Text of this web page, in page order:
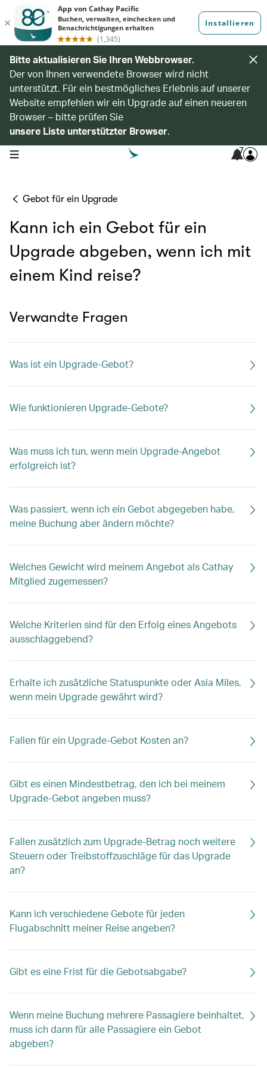
Bitte aktualisieren Sie Ihren Webbrowser.
Der von Ihnen verwendete Browser wird nicht
unterstützt. Für ein bestmögliches Erlebnis auf unserer
Website empfehlen wir ein Upgrade auf einen neueren
Browser – bitte prüfen Sie
unsere Liste unterstützter Browser.
open navigation menu 7
Gebot für ein Upgrade
Kann ich ein Gebot für ein
Upgrade abgeben, wenn ich mit
einem Kind reise?
Verwandte Fragen
Was ist ein Upgrade-Gebot?
Wie funktionieren Upgrade-Gebote?
Was muss ich tun, wenn mein Upgrade-Angebot
erfolgreich ist?
Was passiert, wenn ich ein Gebot abgegeben habe,
meine Buchung aber ändern möchte?
Welches Gewicht wird meinem Angebot als Cathay
Mitglied zugemessen?
Welche Kriterien sind für den Erfolg eines Angebots
ausschlaggebend?
Erhalte ich zusätzliche Statuspunkte oder Asia Miles,
wenn mein Upgrade gewährt wird?
Fallen für ein Upgrade-Gebot Kosten an?
Gibt es einen Mindestbetrag, den ich bei meinem
Upgrade-Gebot angeben muss?
Fallen zusätzlich zum Upgrade-Betrag noch weitere
Steuern oder Treibstoffzuschläge für das Upgrade
an?
Kann ich verschiedene Gebote für jeden
Flugabschnitt meiner Reise angeben?
Gibt es eine Frist für die Gebotsabgabe?
Wenn meine Buchung mehrere Passagiere beinhaltet,
muss ich dann für alle Passagiere ein Gebot
abgeben?